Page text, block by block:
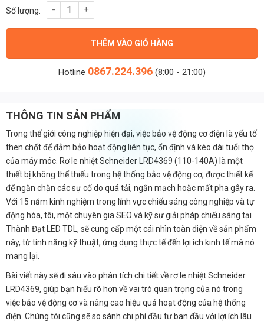
Rơ le nhiệt Schneider LRD4369 (110-140A) số lượng
THÊM VÀO GIỎ HÀNG
Hotline 0867.224.396 (8:00 - 21:00)
THÔNG TIN SẢN PHẨM
Trong thế giới công nghiệp hiện đại, việc bảo vệ động cơ điện là yếu tố
then chốt để đảm bảo hoạt động liên tục, ổn định và kéo dài tuổi thọ
của máy móc. Rơ le nhiệt Schneider LRD4369 (110-140A) là một
thiết bị không thể thiếu trong hệ thống bảo vệ động cơ, được thiết kế
để ngăn chặn các sự cố do quá tải, ngắn mạch hoặc mất pha gây ra.
Với 15 năm kinh nghiệm trong lĩnh vực chiếu sáng công nghiệp và tự
động hóa, tôi, một chuyên gia SEO và kỹ sư giải pháp chiếu sáng tại
Thành Đạt LED TDL, sẽ cung cấp một cái nhìn toàn diện về sản phẩm
này, từ tính năng kỹ thuật, ứng dụng thực tế đến lợi ích kinh tế mà nó
mang lại.
Bài viết này sẽ đi sâu vào phân tích chi tiết về rơ le nhiệt Schneider
LRD4369, giúp bạn hiểu rõ hơn về vai trò quan trọng của nó trong
việc bảo vệ động cơ và nâng cao hiệu quả hoạt động của hệ thống
điện. Chúng tôi cũng sẽ so sánh chi phí đầu tư ban đầu với lợi ích lâu